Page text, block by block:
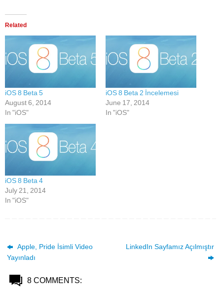
Related
iOS 8 Beta 5
August 6, 2014
In "iOS"
iOS 8 Beta 2 İncelemesi
June 17, 2014
In "iOS"
iOS 8 Beta 4
July 21, 2014
In "iOS"
Apple, Pride İsimli Video
Yayınladı
LinkedIn Sayfamız Açılmıştır
8 COMMENTS: